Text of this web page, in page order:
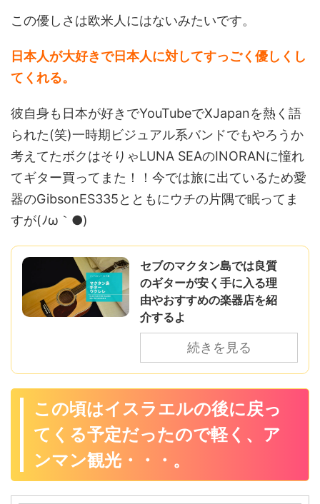
この優しさは欧米人にはないみたいです。
日本人が大好きで日本人に対してすっごく優しくし
てくれる。
彼自身も日本が好きでYouTubeでXJapanを熱く語
られた(笑)一時期ビジュアル系バンドでもやろうか
考えてたボクはそりゃLUNA SEAのINORANに憧れ
てギター買ってまた！！今では旅に出ているため愛
器のGibsonES335とともにウチの片隅で眠ってま
すが(ﾉω｀●)
セブのマクタン島では良質
のギターが安く手に入る理
由やおすすめの楽器店を紹
介するよ
続きを見る
この頃はイスラエルの後に戻っ
てくる予定だったので軽く、ア
ンマン観光・・・。